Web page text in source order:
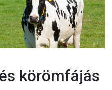
körömfájás